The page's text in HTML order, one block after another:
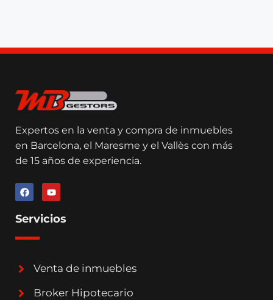
Expertos en la venta y compra de inmuebles
en Barcelona, el Maresme y el Vallès con más
de 15 años de experiencia.
Servicios
Venta de inmuebles
Broker Hipotecario